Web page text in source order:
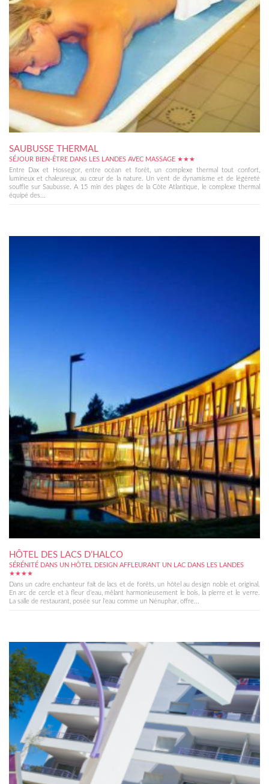
SAUBUSSE THERMAL
SÉJOUR BIEN-ÊTRE DANS LES LANDES AVEC MASSAGE ★★★
Entre Dax et Hossegor, entre océan et forêt, un complexe thermal tout confort,
lumineux et chaleureux, au cœur de la nature. Un vent de dynamisme et de légèreté
souffle sur Saubusse. A 15 min des plages de la Côte Atlantique, le complexe thermal
équipé des...
HÔTEL DES LACS D’HALCO
SÉRÉNITÉ DANS UN HÔTEL DESIGN AFFLEURANT UN LAC DANS LES LANDES
★★★★
Dans un cadre enchanteur fait de lacs et de forêts, un hôtel au design noble et original.
En arc de cercle et à fleur d’eau, mêlant harmonieusement le bois, la pierre et le verre.
La salle de restaurant, posée sur l’eau comme un Nénuphar, offre...